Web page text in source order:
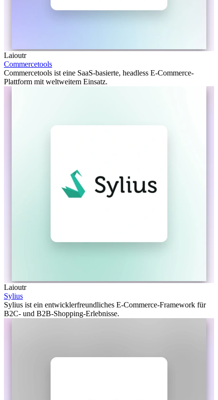
Laioutr
Commercetools
Commercetools ist eine SaaS-basierte, headless E-Commerce-
Plattform mit weltweitem Einsatz.
Laioutr
Sylius
Sylius ist ein entwicklerfreundliches E-Commerce-Framework für
B2C- und B2B-Shopping-Erlebnisse.